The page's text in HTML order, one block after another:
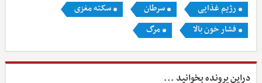
رژیم غذایی سرطان
سکته مغزی
فشار خون بالا
مرگ
دراین پرونده بخوانید ...